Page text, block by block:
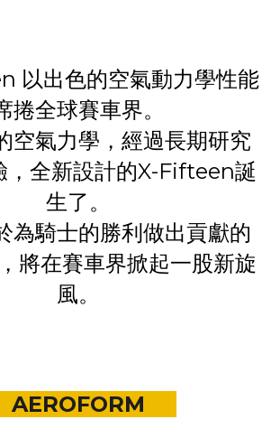
以出色的空氣動力學性能
捲全球賽車界。
空氣力學，經過長期研究
全新設計的X-Fifteen誕
生了。
為騎士的勝利做出貢獻的
將在賽車界掀起一股新旋
風。